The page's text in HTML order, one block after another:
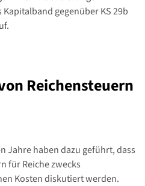
gegenüber KS 29b
Reichensteuern
Jahre haben dazu geführt, dass
für Reiche zwecks
Kosten diskutiert werden.